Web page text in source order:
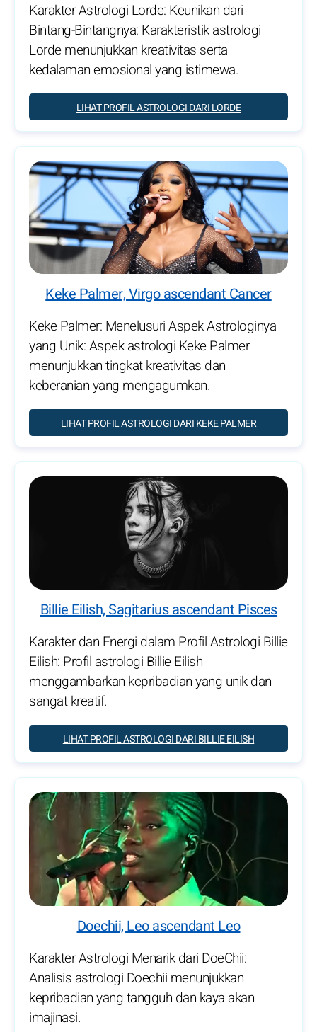
Karakter Astrologi Lorde: Keunikan dari
Bintang-Bintangnya: Karakteristik astrologi
Lorde menunjukkan kreativitas serta
kedalaman emosional yang istimewa.
LIHAT PROFIL ASTROLOGI DARI LORDE
Keke Palmer, Virgo ascendant Cancer
Keke Palmer: Menelusuri Aspek Astrologinya
yang Unik: Aspek astrologi Keke Palmer
menunjukkan tingkat kreativitas dan
keberanian yang mengagumkan.
LIHAT PROFIL ASTROLOGI DARI KEKE PALMER
Billie Eilish, Sagitarius ascendant Pisces
Karakter dan Energi dalam Profil Astrologi Billie
Eilish: Profil astrologi Billie Eilish
menggambarkan kepribadian yang unik dan
sangat kreatif.
LIHAT PROFIL ASTROLOGI DARI BILLIE EILISH
Doechii, Leo ascendant Leo
Karakter Astrologi Menarik dari DoeChii:
Analisis astrologi Doechii menunjukkan
kepribadian yang tangguh dan kaya akan
imajinasi.